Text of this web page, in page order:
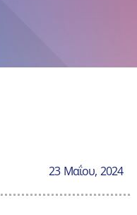
23 Μαΐου, 2024